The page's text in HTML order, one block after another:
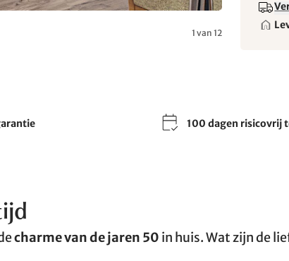
1 van 12
100 dagen risicovrij
charme van de jaren 50 in huis. Wat zijn de